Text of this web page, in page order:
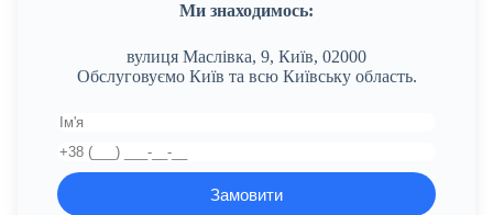
Ми знаходимось:
вулиця Маслівка, 9, Київ, 02000
Обслуговуємо Київ та всю Київську область.